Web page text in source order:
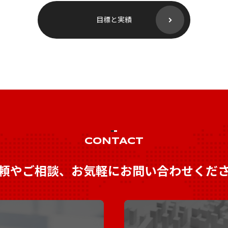
目標と実績
CONTACT
やご相談、お気軽にお問い合わせくだ